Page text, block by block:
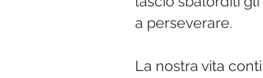
a perseverare.
La nostra vita